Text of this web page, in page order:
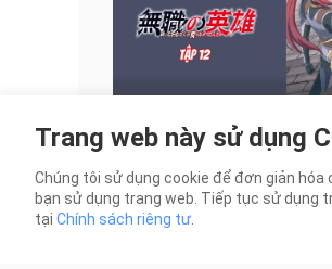
Anh Hùng Vô Chức - Tập
326 Lượt xem
Trang web này sử dụng
Chúng tôi sử dụng cookie để đơn giản
bạn sử dụng trang web. Tiếp tục sử dụng
tại Chính sách riêng tư